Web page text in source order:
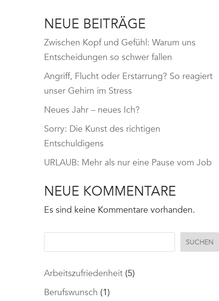
NEUE BEITRÄGE
Zwischen Kopf und Gefühl: Warum uns
Entscheidungen so schwer fallen
Angriff, Flucht oder Erstarrung? So reagiert
unser Gehirn im Stress
Neues Jahr – neues Ich?
Sorry: Die Kunst des richtigen
Entschuldigens
URLAUB: Mehr als nur eine Pause vom Job
NEUE KOMMENTARE
Es sind keine Kommentare vorhanden.
SUCHEN
Arbeitszufriedenheit(5)
Berufswunsch (1)